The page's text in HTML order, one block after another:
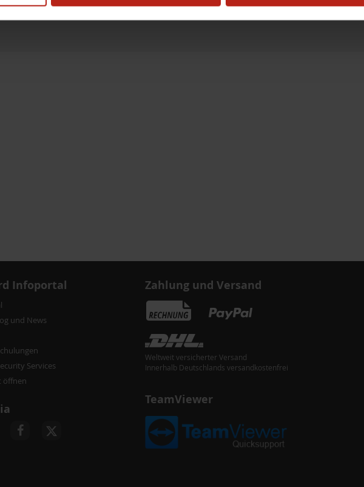
Infoportal
und News
Services
öffnen
Zahlung und Versand
Weltweit versicherter Versand
Innerhalb Deutschlands versandkostenfrei
TeamViewer